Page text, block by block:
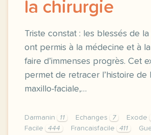
la chirurgie
Triste constat : les blessés de la
ont permis à la médecine et à
faire d’immenses progrès. Cet
permet de retracer l’histoire de
maxillo-faciale,…
Darmanin 11 Echanges 7 Exode
Facile
444 Francaisfacile 411